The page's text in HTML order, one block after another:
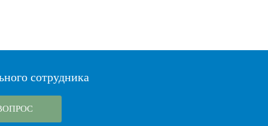
сотрудника